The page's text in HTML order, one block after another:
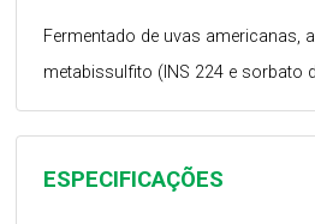
ESPECIFICAÇÕES
Fermentado de uvas americanas,
metabissulfito (INS 224 e sorbato